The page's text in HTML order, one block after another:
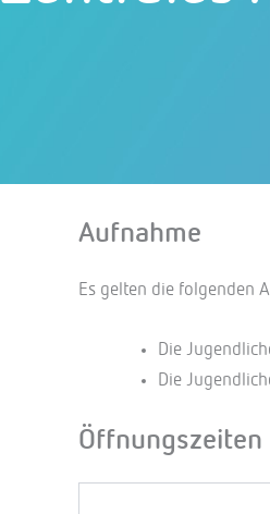
Aufnahme
Es gelten die folgenden
Die
Die
Öffnungszeiten